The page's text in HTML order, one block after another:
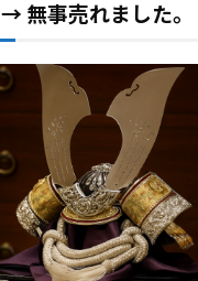
→ 無事売れました。